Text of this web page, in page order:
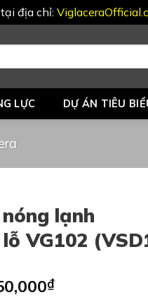
địa chỉ:
LỰC DỰ ÁN TIÊU
lạnh
VG102
₫Current